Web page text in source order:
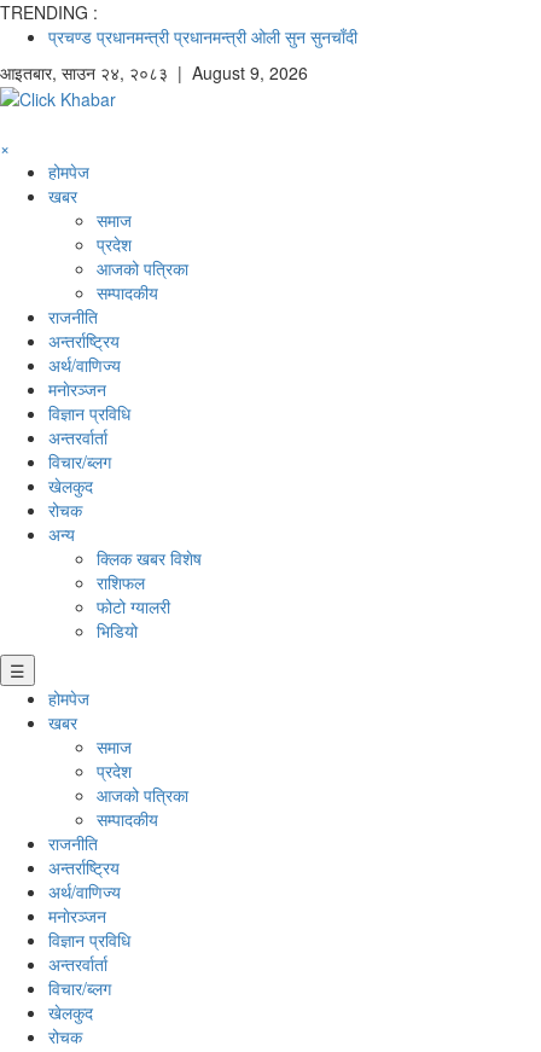
TRENDING :
प्रचण्ड प्रधानमन्त्री प्रधानमन्त्री ओली सुन सुनचाँदी
आइतबार, साउन २४, २०८३ | August 9, 2026
×
होमपेज
खबर
समाज
प्रदेश
आजको पत्रिका
सम्पादकीय
राजनीति
अन्तर्राष्ट्रिय
अर्थ/वाणिज्य
मनाेरञ्जन
विज्ञान प्रविधि
अन्तरर्वार्ता
विचार/ब्लग
खेलकुद
रोचक
अन्य
क्लिक खबर विशेष
राशिफल
फोटो ग्यालरी
भिडियो
☰
होमपेज
खबर
समाज
प्रदेश
आजको पत्रिका
सम्पादकीय
राजनीति
अन्तर्राष्ट्रिय
अर्थ/वाणिज्य
मनाेरञ्जन
विज्ञान प्रविधि
अन्तरर्वार्ता
विचार/ब्लग
खेलकुद
रोचक